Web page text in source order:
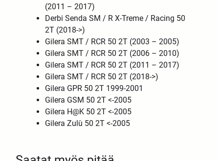
(2011 – 2017)
Derbi Senda SM / R X-Treme / Racing 50
2T (2018->)
Gilera SMT / RCR 50 2T (2003 – 2005)
Gilera SMT / RCR 50 2T (2006 – 2010)
Gilera SMT / RCR 50 2T (2011 – 2017)
Gilera SMT / RCR 50 2T (2018->)
Gilera GPR 50 2T 1999-2001
Gilera GSM 50 2T <-2005
Gilera H@K 50 2T <-2005
Gilera Zulù 50 2T <-2005